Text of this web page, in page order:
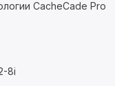
CacheCade Pro
8i